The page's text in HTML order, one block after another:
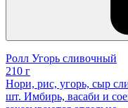
Ролл Угорь сливочный
210 г
Нори, рис, угорь, сыр
шт. Имбирь, васаби и